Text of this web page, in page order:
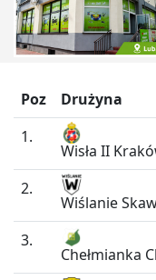
Poz Drużyna
1.
Wisła II
2.
Wiślanie
3.
Chełmianka